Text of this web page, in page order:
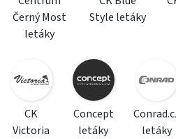
Černý Most
letáky
Style letáky
CK
Victoria
Concept
letáky
letáky